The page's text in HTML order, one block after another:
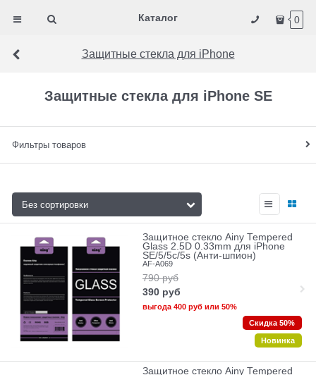
Каталог 0
Защитные стекла для iPhone
Защитные стекла для iPhone SE
Фильтры товаров
Защитное стекло Ainy Tempered
Glass 2.5D 0.33mm для iPhone
SE/5/5c/5s (Анти-шпион)
AF-A069
790 руб
390 руб
выгода 400 рубили 50%
Скидка 50%
Новинка
Защитное стекло Ainy Tempered